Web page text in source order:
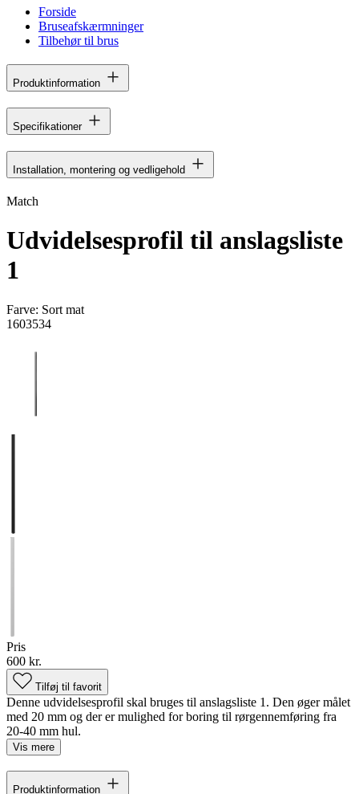
Forside
Bruseafskærmninger
Tilbehør til brus
Produktinformation
Specifikationer
Installation, montering og vedligehold
Match
Udvidelsesprofil til anslagsliste
1
Farve: Sort mat
1603534
Pris
600 kr.
Tilføj til favorit
Denne udvidelsesprofil skal bruges til anslagsliste 1. Den øger målet
med 20 mm og der er mulighed for boring til rørgennemføring fra
20-40 mm hul.
Vis mere
Produktinformation